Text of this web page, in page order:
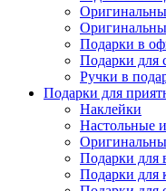
Подарки в
Подарки для
Ручки в
Подарки для
Наклейки
Настольные
Подарки для
Подарки для